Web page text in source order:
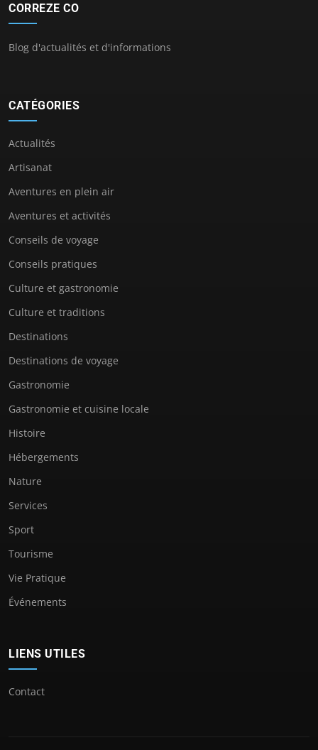
CORREZE CO
Blog d'actualités et d'informations
CATÉGORIES
Actualités
Artisanat
Aventures en plein air
Aventures et activités
Conseils de voyage
Conseils pratiques
Culture et gastronomie
Culture et traditions
Destinations
Destinations de voyage
Gastronomie
Gastronomie et cuisine locale
Histoire
Hébergements
Nature
Services
Sport
Tourisme
Vie Pratique
Événements
LIENS UTILES
Contact